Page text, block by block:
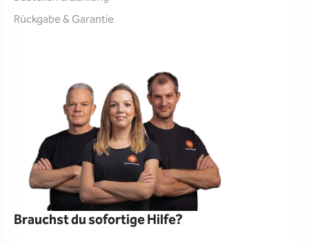
Rückgabe & Garantie
Brauchst du sofortige Hilfe?